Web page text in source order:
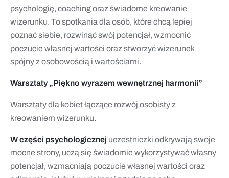
psychologię, coaching oraz świadome kreowanie
wizerunku. To spotkania dla osób, które chcą lepiej
poznać siebie, rozwinąć swój potencjał, wzmocnić
poczucie własnej wartości oraz stworzyć wizerunek
spójny z osobowością i wartościami.
Warsztaty „Piękno wyrazem wewnętrznej harmonii”
Warsztaty dla kobiet łączące rozwój osobisty z
kreowaniem wizerunku.
W części psychologicznej uczestniczki odkrywają swoje
mocne strony, uczą się świadomie wykorzystywać własny
potencjał, wzmacniają poczucie własnej wartości oraz